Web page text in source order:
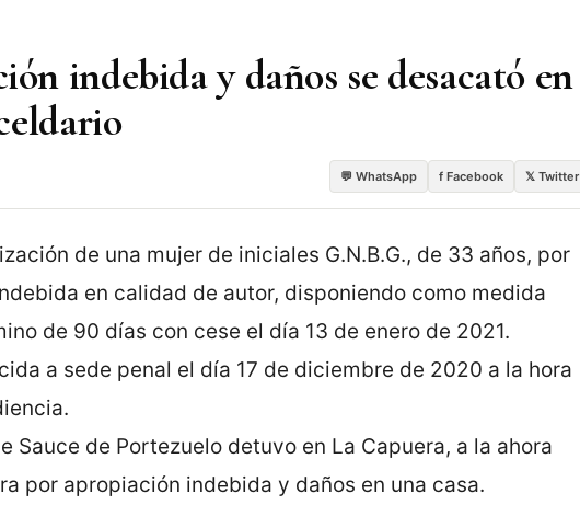
indebida y daños se desacató en
💬 WhatsApp f Facebook 𝕏 Twitter
de una mujer de iniciales G.N.B.G., de 33 años, por
en calidad de autor, disponiendo como medida
de 90 días con cese el día 13 de enero de 2021.
a sede penal el día 17 de diciembre de 2020 a la hora
Sauce de Portezuelo detuvo en La Capuera, a la ahora
por apropiación indebida y daños en una casa.